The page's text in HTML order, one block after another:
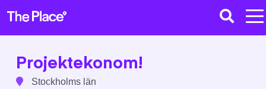
Projektekonom!
Stockholms län